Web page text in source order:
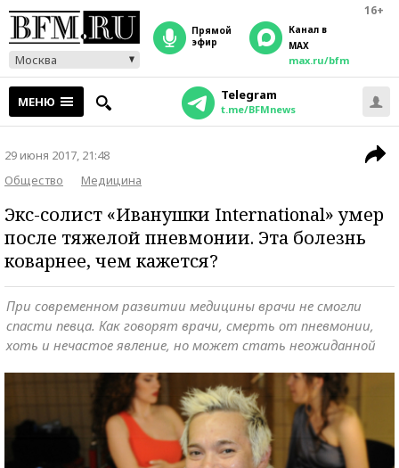
16+
Москва
прямой
эфир
Канал в
MAX
max.ru/bfm
МЕНЮ Telegram
t.me/BFMnews
29 июня 2017, 21:48
Общество
Медицина
Экс-солист «Иванушки International» умер
после тяжелой пневмонии. Эта болезнь
коварнее, чем кажется?
При современном развитии медицины врачи не смогли
спасти певца. Как говорят врачи, смерть от пневмонии,
хоть и нечастое явление, но может стать неожиданной